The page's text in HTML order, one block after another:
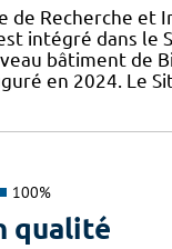
de Recherche et
intégré dans le
bâtiment de
en 2024. Le
100%
qualité